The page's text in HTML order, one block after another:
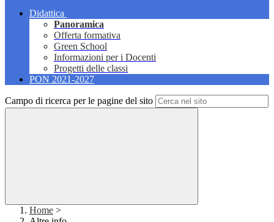
Didattica
Panoramica
Offerta formativa
Green School
Informazioni per i Docenti
Progetti delle classi
PON 2021-2027
Campo di ricerca per le pagine del sito
Home >